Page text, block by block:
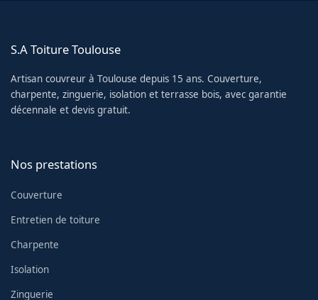
S.A Toiture Toulouse
Artisan couvreur à Toulouse depuis 15 ans. Couverture,
charpente, zinguerie, isolation et terrasse bois, avec garantie
décennale et devis gratuit.
Nos prestations
Couverture
Entretien de toiture
Charpente
Isolation
Zinguerie